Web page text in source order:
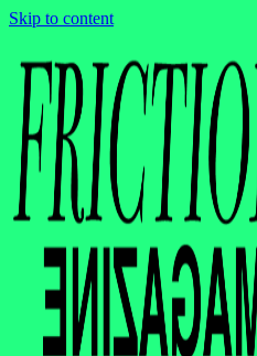
Skip to content